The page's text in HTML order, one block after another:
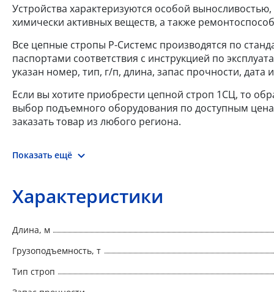
Устройства характеризуются особой
химически активных веществ, а также
Все цепные стропы Р-Системс производятся по
паспортами соответствия с инструкцией по
указан номер, тип, г/п, длина, запас прочности,
Если вы хотите приобрести цепной строп 1СЦ, то
выбор подъемного оборудования по доступным
заказать товар из любого региона.
Показать ещё
Характеристики
Длина, м
Грузоподъемность, т
Тип строп